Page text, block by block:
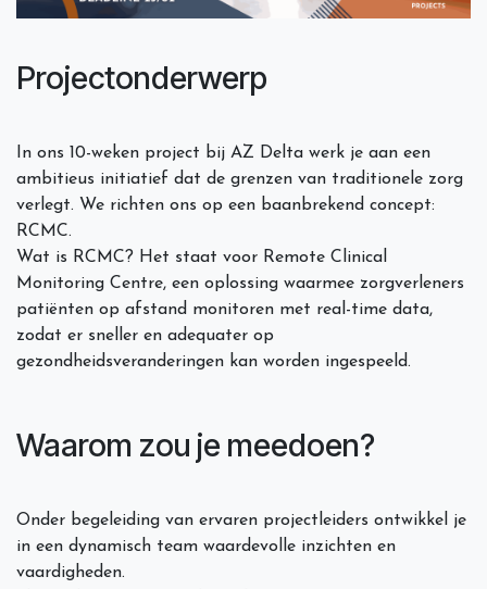
Projectonderwerp
In ons 10-weken project bij AZ Delta werk je aan een
ambitieus initiatief dat de grenzen van traditionele zorg
verlegt. We richten ons op een baanbrekend concept:
RCMC.
Wat is RCMC? Het staat voor Remote Clinical
Monitoring Centre, een oplossing waarmee zorgverleners
patiënten op afstand monitoren met real-time data,
zodat er sneller en adequater op
gezondheidsveranderingen kan worden ingespeeld.
Waarom zou je meedoen?
Onder begeleiding van ervaren projectleiders ontwikkel je
in een dynamisch team waardevolle inzichten en
vaardigheden.